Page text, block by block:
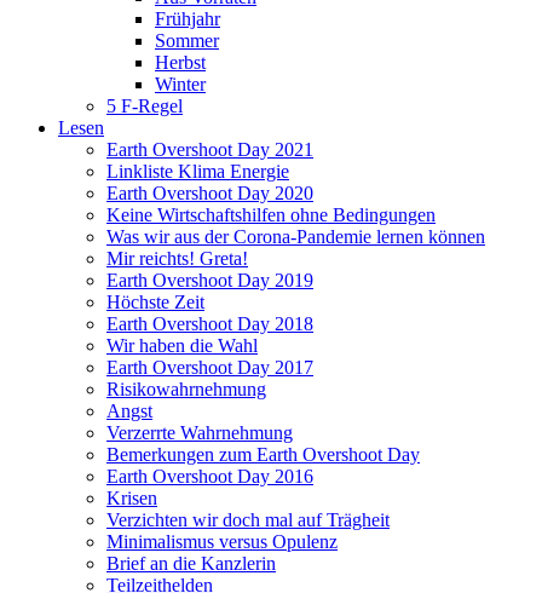
Frühjahr
Sommer
Herbst
Winter
5 F-Regel
Lesen
Earth Overshoot Day 2021
Linkliste Klima Energie
Earth Overshoot Day 2020
Keine Wirtschaftshilfen ohne Bedingungen
Was wir aus der Corona-Pandemie lernen können
Mir reichts! Greta!
Earth Overshoot Day 2019
Höchste Zeit
Earth Overshoot Day 2018
Wir haben die Wahl
Earth Overshoot Day 2017
Risikowahrnehmung
Angst
Verzerrte Wahrnehmung
Bemerkungen zum Earth Overshoot Day
Earth Overshoot Day 2016
Krisen
Verzichten wir doch mal auf Trägheit
Minimalismus versus Opulenz
Brief an die Kanzlerin
Teilzeithelden